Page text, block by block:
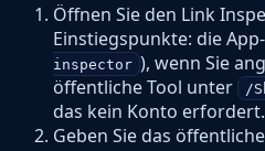
Öffnen Sie den Link
Einstiegspunkte: die
inspector ), wenn Sie
öffentliche Tool unter
/
das kein Konto erfordert.
Geben Sie das öffentliche